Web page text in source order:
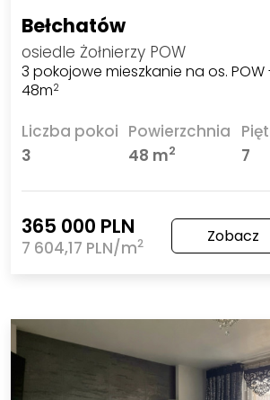
Bełchatów
osiedle Żołnierzy POW
3 pokojowe mieszkanie na os. POW
48m2
Liczba pokoi
3
Powierzchnia
48 m2
7
365 000 PLN
7 604,17 PLN/m2 Zobacz